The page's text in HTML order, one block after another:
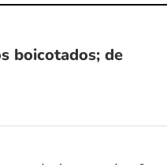
boicotados; de